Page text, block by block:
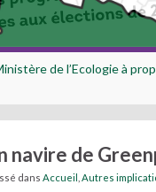
de l’Ecologie à
navire de
dans Accueil Autres